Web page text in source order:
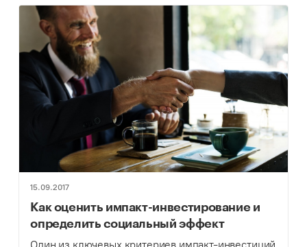
15.09.2017
Как оценить импакт-инвестирование и
определить социальный эффект
Один из ключевых критериев импакт-инвестиций